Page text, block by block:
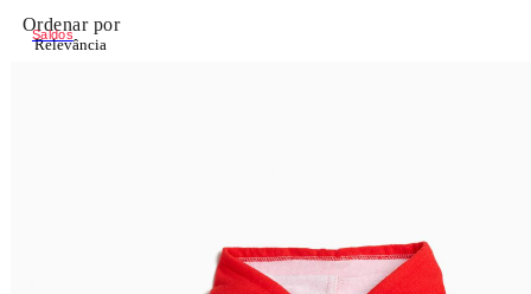
Ordenar por
Relevância
Saldos